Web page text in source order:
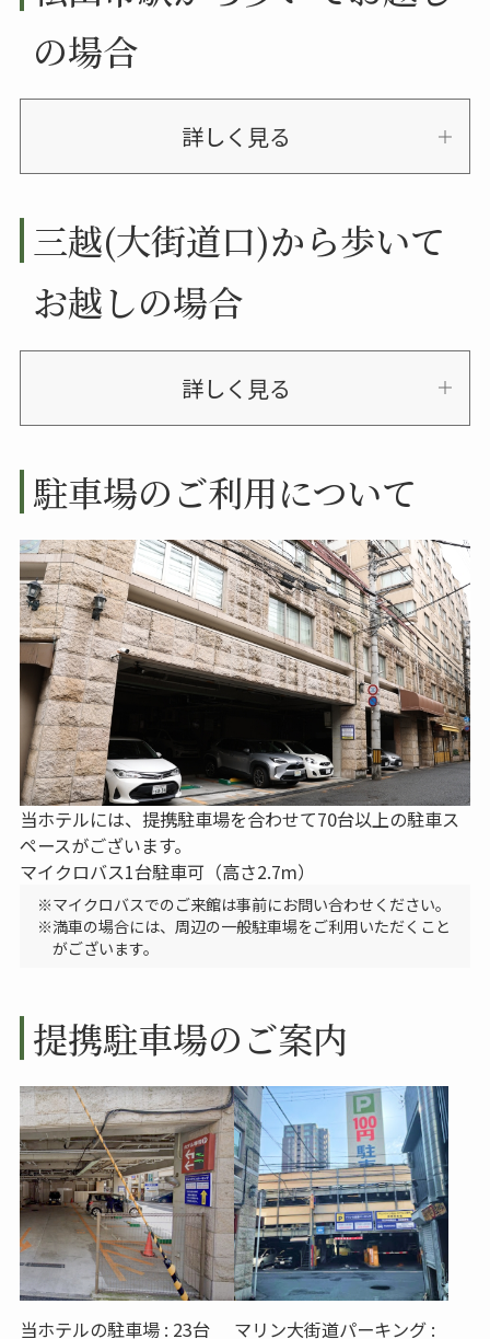
の場合
詳しく見る
三越(大街道口)から歩いて
お越しの場合
詳しく見る
駐車場のご利用について
当ホテルには、提携駐車場を合わせて70台以上の駐車ス
ペースがございます。
マイクロバス1台駐車可（高さ2.7m）
マイクロバスでのご来館は事前にお問い合わせください。
満車の場合には、周辺の一般駐車場をご利用いただくこと
がございます。
提携駐車場のご案内
当ホテルの駐車場 : 23台
マリン大街道パーキング :